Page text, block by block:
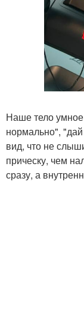
Наше тело
нормально",
вид, что не
прическу, чем
сразу, а